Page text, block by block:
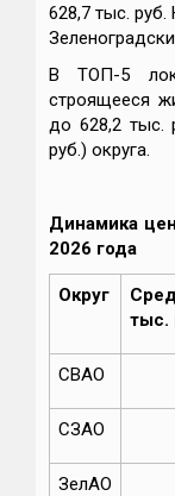
628,7 тыс. руб.
В ТОП-5
строящееся
до 628,2 тыс.
руб.) округа.
Динамика
2026 года
Округ
тыс.
СВАО
СЗАО
ЗелАО